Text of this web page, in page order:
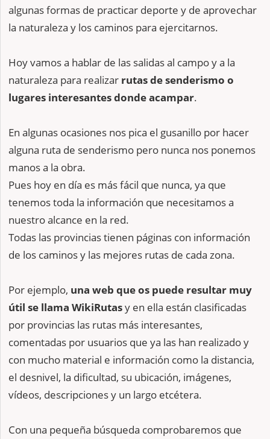
algunas formas de practicar deporte y de aprovechar
la naturaleza y los caminos para ejercitarnos.
Hoy vamos a hablar de las salidas al campo y a la
naturaleza para realizar rutas de senderismo o
lugares interesantes donde acampar.
En algunas ocasiones nos pica el gusanillo por hacer
alguna ruta de senderismo pero nunca nos ponemos
manos a la obra.
Pues hoy en día es más fácil que nunca, ya que
tenemos toda la información que necesitamos a
nuestro alcance en la red.
Todas las provincias tienen páginas con información
de los caminos y las mejores rutas de cada zona.
Por ejemplo, una web que os puede resultar muy
útil se llama WikiRutasy en ella están clasificadas
por provincias las rutas más interesantes,
comentadas por usuarios que ya las han realizado y
con mucho material e información como la distancia,
el desnivel, la dificultad, su ubicación, imágenes,
vídeos, descripciones y un largo etcétera.
Con una pequeña búsqueda comprobaremos que